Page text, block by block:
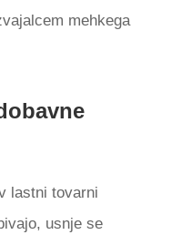
mehkega
lastni tovarni
usnje se